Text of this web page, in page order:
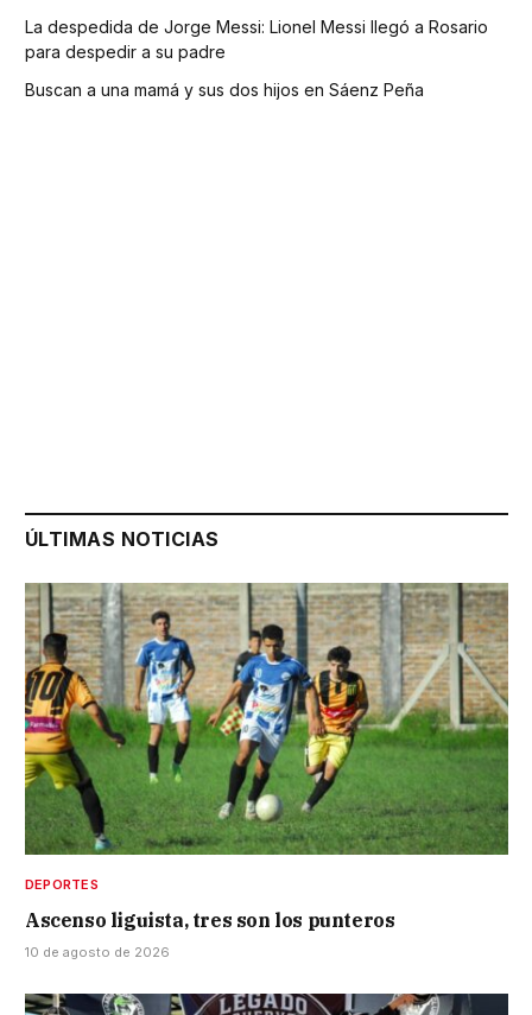
La despedida de Jorge Messi: Lionel Messi llegó a Rosario
para despedir a su padre
Buscan a una mamá y sus dos hijos en Sáenz Peña
ÚLTIMAS NOTICIAS
DEPORTES
Ascenso liguista, tres son los punteros
10 de agosto de 2026